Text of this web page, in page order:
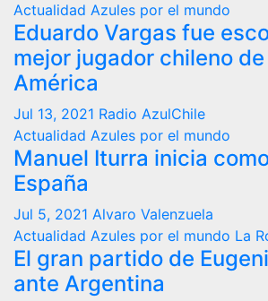
Actualidad Azules por el mundo
Eduardo Vargas fue
mejor jugador chileno
América
Jul 13, 2021 Radio AzulChile
Actualidad Azules por el mundo
Manuel Iturra inicia
España
Jul 5, 2021 Alvaro Valenzuela
Actualidad Azules por el mundo La
El gran partido de
ante Argentina